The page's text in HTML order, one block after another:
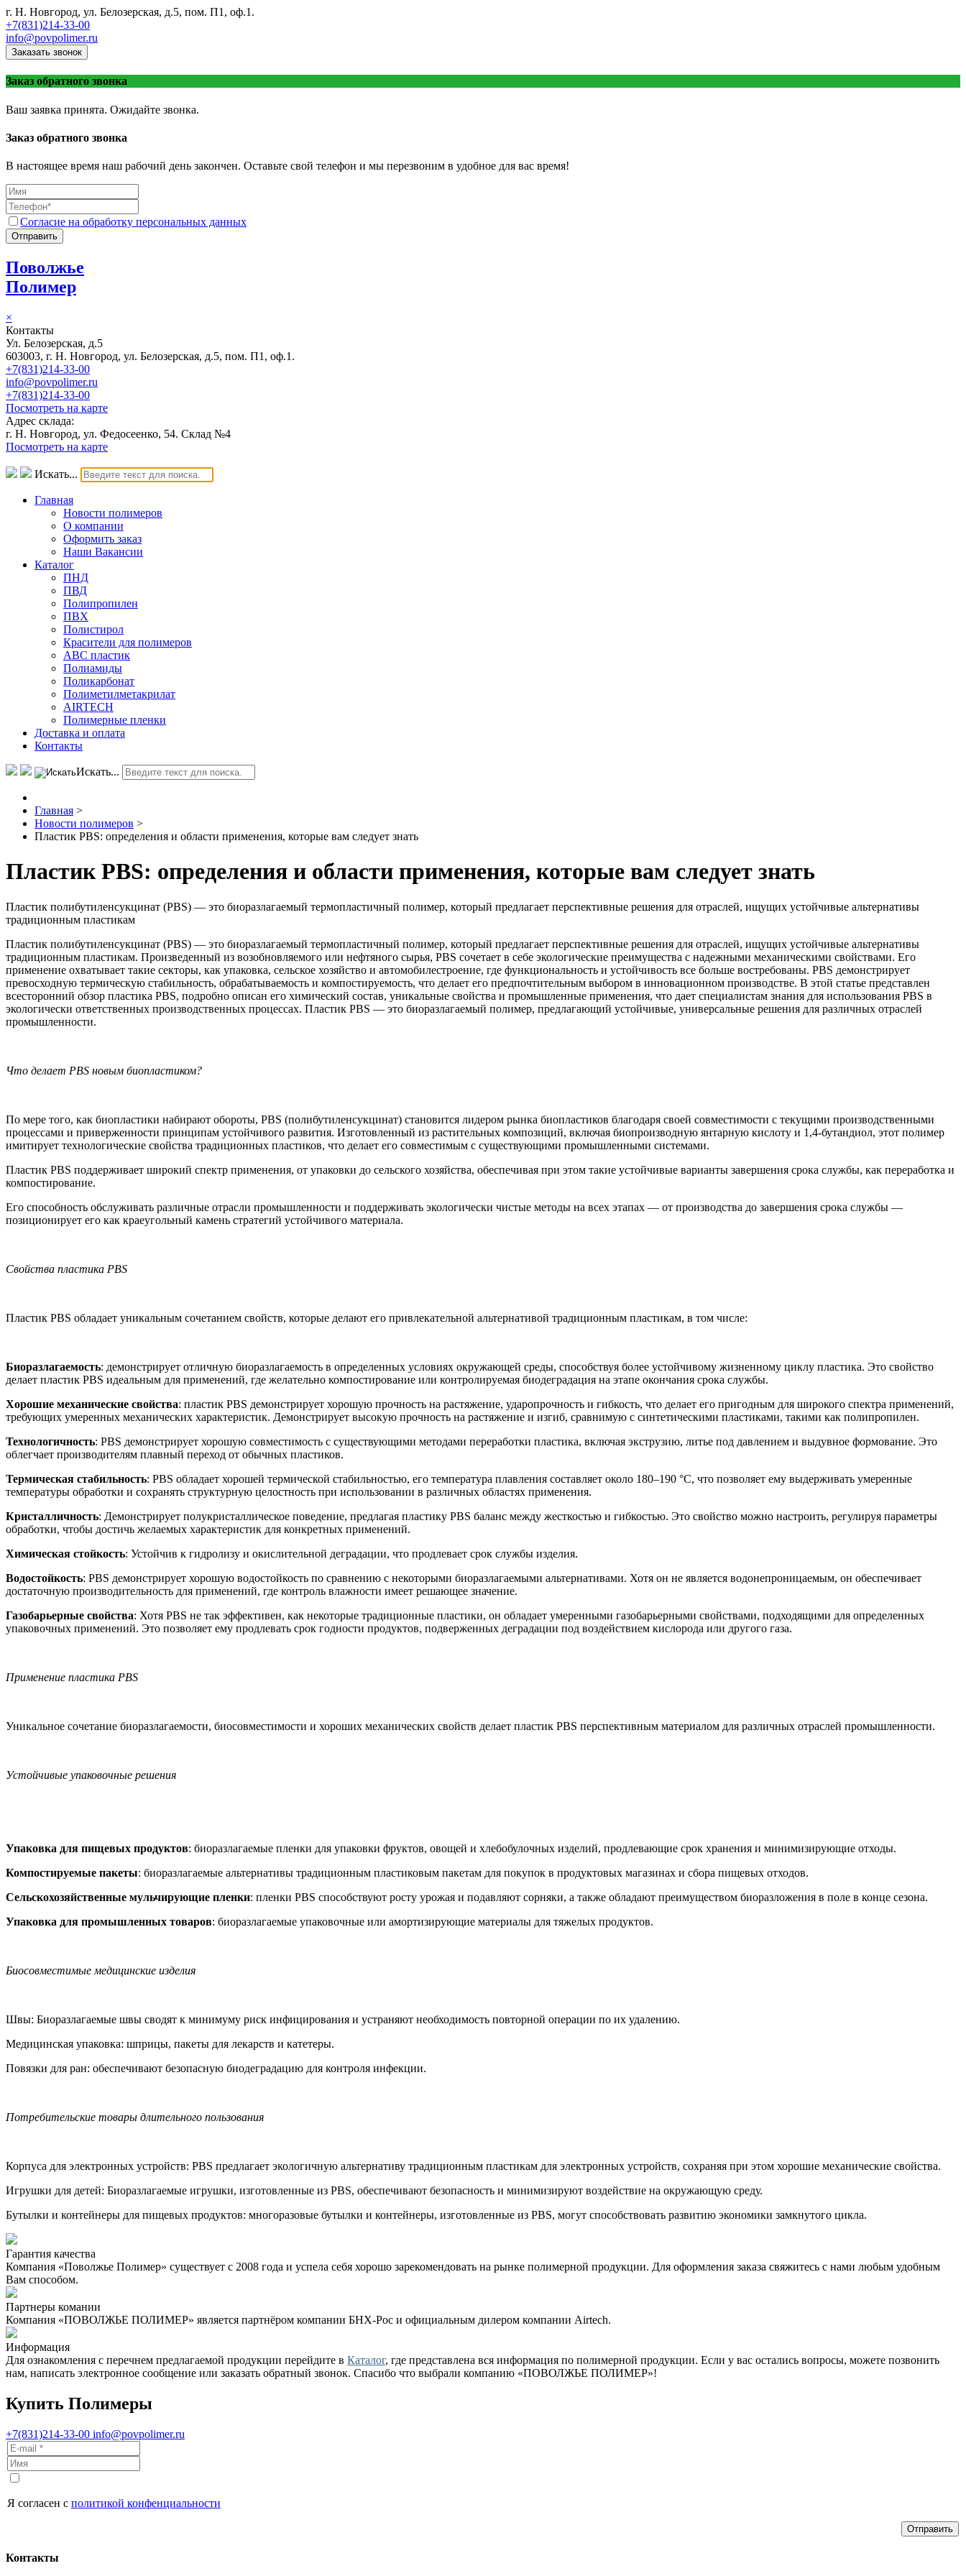
г. Н. Новгород, ул. Белозерская, д.5, пом. П1, оф.1.
+7(831)214-33-00
info@povpolimer.ru
Заказать звонок
Заказ обратного звонка
Ваш заявка принята. Ожидайте звонка.
Заказ обратного звонка
В настоящее время наш рабочий день закончен. Оставьте свой телефон и мы перезвоним в удобное для вас время!
Согласие на обработку персональных данных
Отправить
Поволжье
Полимер
×
Контакты
Ул. Белозерская, д.5
603003, г. Н. Новгород, ул. Белозерская, д.5, пом. П1, оф.1.
+7(831)214-33-00
info@povpolimer.ru
+7(831)214-33-00
Посмотреть на карте
Адрес склада:
г. Н. Новгород, ул. Федосеенко, 54. Склад №4
Посмотреть на карте
Искать...
Главная
Новости полимеров
О компании
Оформить заказ
Наши Вакансии
Каталог
ПНД
ПВД
Полипропилен
ПВХ
Полистирол
Красители для полимеров
АВС пластик
Полиамиды
Поликарбонат
Полиметилметакрилат
AIRTECH
Полимерные пленки
Доставка и оплата
Контакты
Искать...
Главная >
Новости полимеров >
Пластик PBS: определения и области применения, которые вам следует знать
Пластик PBS: определения и области применения, которые вам следует знать
Пластик полибутиленсукцинат (PBS) — это биоразлагаемый термопластичный полимер, который предлагает перспективные решения для отраслей, ищущих устойчивые альтернативы
традиционным пластикам
Пластик полибутиленсукцинат (PBS) — это биоразлагаемый термопластичный полимер, который предлагает перспективные решения для отраслей, ищущих устойчивые альтернативы
традиционным пластикам. Произведенный из возобновляемого или нефтяного сырья, PBS сочетает в себе экологические преимущества с надежными механическими свойствами. Его
применение охватывает такие секторы, как упаковка, сельское хозяйство и автомобилестроение, где функциональность и устойчивость все больше востребованы. PBS демонстрирует
превосходную термическую стабильность, обрабатываемость и компостируемость, что делает его предпочтительным выбором в инновационном производстве. В этой статье представлен
всесторонний обзор пластика PBS, подробно описан его химический состав, уникальные свойства и промышленные применения, что дает специалистам знания для использования PBS в
экологически ответственных производственных процессах. Пластик PBS — это биоразлагаемый полимер, предлагающий устойчивые, универсальные решения для различных отраслей
промышленности.
Что делает PBS новым биопластиком?
По мере того, как биопластики набирают обороты, PBS (полибутиленсукцинат) становится лидером рынка биопластиков благодаря своей совместимости с текущими производственными
процессами и приверженности принципам устойчивого развития. Изготовленный из растительных композиций, включая биопроизводную янтарную кислоту и 1,4-бутандиол, этот полимер
имитирует технологические свойства традиционных пластиков, что делает его совместимым с существующими промышленными системами.
Пластик PBS поддерживает широкий спектр применения, от упаковки до сельского хозяйства, обеспечивая при этом такие устойчивые варианты завершения срока службы, как переработка и
компостирование.
Его способность обслуживать различные отрасли промышленности и поддерживать экологически чистые методы на всех этапах — от производства до завершения срока службы —
позиционирует его как краеугольный камень стратегий устойчивого материала.
Свойства пластика PBS
Пластик PBS обладает уникальным сочетанием свойств, которые делают его привлекательной альтернативой традиционным пластикам, в том числе:
Биоразлагаемость: демонстрирует отличную биоразлагаемость в определенных условиях окружающей среды, способствуя более устойчивому жизненному циклу пластика. Это свойство
делает пластик PBS идеальным для применений, где желательно компостирование или контролируемая биодеградация на этапе окончания срока службы.
Хорошие механические свойства: пластик PBS демонстрирует хорошую прочность на растяжение, ударопрочность и гибкость, что делает его пригодным для широкого спектра применений,
требующих умеренных механических характеристик. Демонстрирует высокую прочность на растяжение и изгиб, сравнимую с синтетическими пластиками, такими как полипропилен.
Технологичность: PBS демонстрирует хорошую совместимость с существующими методами переработки пластика, включая экструзию, литье под давлением и выдувное формование. Это
облегчает производителям плавный переход от обычных пластиков.
Термическая стабильность: PBS обладает хорошей термической стабильностью, его температура плавления составляет около 180–190 °C, что позволяет ему выдерживать умеренные
температуры обработки и сохранять структурную целостность при использовании в различных областях применения.
Кристалличность: Демонстрирует полукристаллическое поведение, предлагая пластику PBS баланс между жесткостью и гибкостью. Это свойство можно настроить, регулируя параметры
обработки, чтобы достичь желаемых характеристик для конкретных применений.
Химическая стойкость: Устойчив к гидролизу и окислительной деградации, что продлевает срок службы изделия.
Водостойкость: PBS демонстрирует хорошую водостойкость по сравнению с некоторыми биоразлагаемыми альтернативами. Хотя он не является водонепроницаемым, он обеспечивает
достаточную производительность для применений, где контроль влажности имеет решающее значение.
Газобарьерные свойства: Хотя PBS не так эффективен, как некоторые традиционные пластики, он обладает умеренными газобарьерными свойствами, подходящими для определенных
упаковочных применений. Это позволяет ему продлевать срок годности продуктов, подверженных деградации под воздействием кислорода или другого газа.
Применение пластика PBS
Уникальное сочетание биоразлагаемости, биосовместимости и хороших механических свойств делает пластик PBS перспективным материалом для различных отраслей промышленности.
Устойчивые упаковочные решения
Упаковка для пищевых продуктов: биоразлагаемые пленки для упаковки фруктов, овощей и хлебобулочных изделий, продлевающие срок хранения и минимизирующие отходы.
Компостируемые пакеты: биоразлагаемые альтернативы традиционным пластиковым пакетам для покупок в продуктовых магазинах и сбора пищевых отходов.
Сельскохозяйственные мульчирующие пленки: пленки PBS способствуют росту урожая и подавляют сорняки, а также обладают преимуществом биоразложения в поле в конце сезона.
Упаковка для промышленных товаров: биоразлагаемые упаковочные или амортизирующие материалы для тяжелых продуктов.
Биосовместимые медицинские изделия
Швы: Биоразлагаемые швы сводят к минимуму риск инфицирования и устраняют необходимость повторной операции по их удалению.
Медицинская упаковка: шприцы, пакеты для лекарств и катетеры.
Повязки для ран: обеспечивают безопасную биодеградацию для контроля инфекции.
Потребительские товары длительного пользования
Корпуса для электронных устройств: PBS предлагает экологичную альтернативу традиционным пластикам для электронных устройств, сохраняя при этом хорошие механические свойства.
Игрушки для детей: Биоразлагаемые игрушки, изготовленные из PBS, обеспечивают безопасность и минимизируют воздействие на окружающую среду.
Бутылки и контейнеры для пищевых продуктов: многоразовые бутылки и контейнеры, изготовленные из PBS, могут способствовать развитию экономики замкнутого цикла.
Гарантия качества
Компания «Поволжье Полимер» существует с 2008 года и успела себя хорошо зарекомендовать на рынке полимерной продукции. Для оформления заказа свяжитесь с нами любым удобным
Вам способом.
Партнеры комании
Компания «ПОВОЛЖЬЕ ПОЛИМЕР» является партнёром компании БНХ-Рос и официальным дилером компании Airtech.
Информация
Для ознакомления с перечнем предлагаемой продукции перейдите в Каталог, где представлена вся информация по полимерной продукции. Если у вас остались вопросы, можете позвонить
нам, написать электронное сообщение или заказать обратный звонок. Спасибо что выбрали компанию «ПОВОЛЖЬЕ ПОЛИМЕР»!
Купить Полимеры
+7(831)214-33-00 info@povpolimer.ru
Я согласен с политикой конфенциальности
Отправить
Контакты